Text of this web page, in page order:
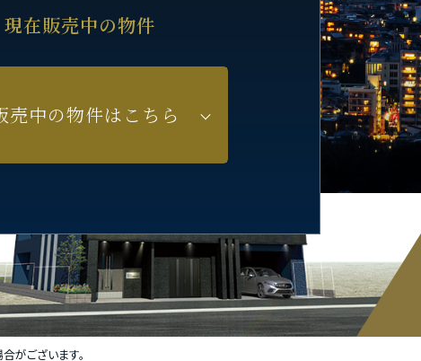
現在販売中の物件
売中の物件はこちら
がございます。